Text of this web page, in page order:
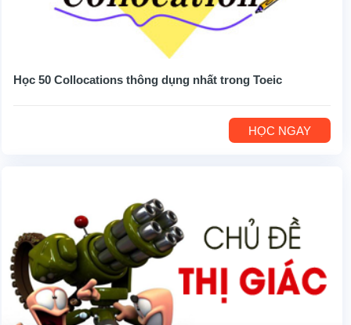
Học 50 Collocations thông dụng nhất trong Toeic
HỌC NGAY